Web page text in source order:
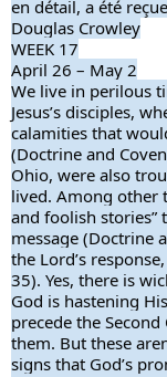
en détail, a été
Douglas Crowley
WEEK 17
April 26 – May 2
We live in perilous
Jesus’s disciples,
calamities that
(Doctrine and
Ohio, were also
lived. Among other
and foolish stories”
message (Doctrine
the Lord’s
35). Yes, there is
God is hastening
precede the
them. But these
signs that God’s